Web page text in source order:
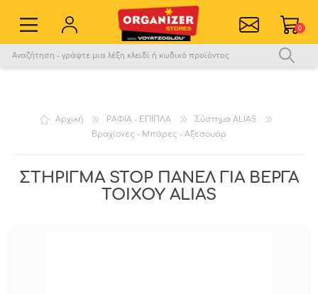
0
Αγαπημένα
Αρχική ΡΑΦΙΑ - ΕΠΙΠΛΑ
Σύστημα ALIAS
Βραχίονες - Μπάρες - Αξεσουάρ
ΣΤΗΡΙΓΜΑ STOP ΠΑΝΕΛ ΓΙΑ ΒΕΡΓΑ
ΤΟΙΧΟΥ ALIAS